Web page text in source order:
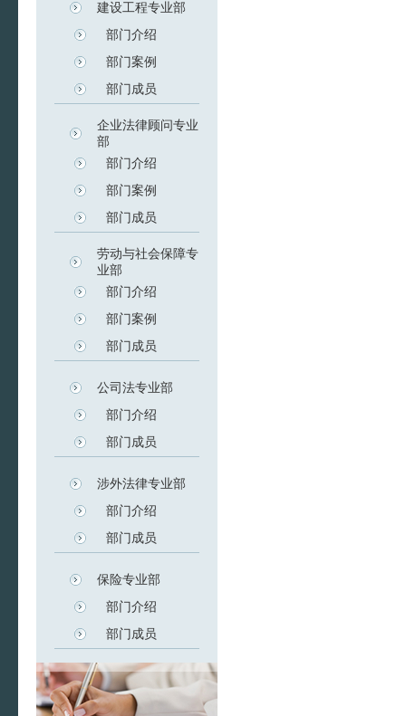
建设工程专业部
部门介绍
部门案例
部门成员
企业法律顾问专业
部
部门介绍
部门案例
部门成员
劳动与社会保障专
业部
部门介绍
部门案例
部门成员
公司法专业部
部门介绍
部门成员
涉外法律专业部
部门介绍
部门成员
保险专业部
部门介绍
部门成员